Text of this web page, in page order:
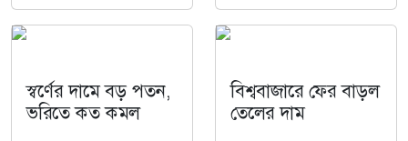
স্বর্ণের দামে বড় পতন,
ভরিতে কত কমল
বিশ্ববাজারে ফের বাড়ল
তেলের দাম